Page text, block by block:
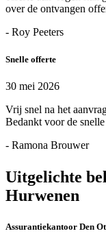
over de ontvangen
- Roy Peeters
Snelle offerte
30 mei 2026
Vrij snel na het
Bedankt voor de
- Ramona Brouwer
Uitgelichte
Hurwenen
Assurantiekantoor Den